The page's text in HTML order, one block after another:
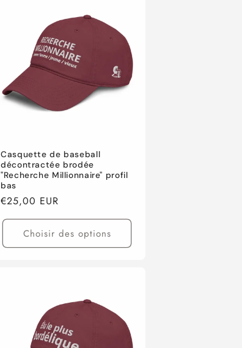
Casquette de baseball
décontractée brodée
"Recherche Millionnaire" profil
bas
Prix
habituel
€25,00 EUR
Choisir des options